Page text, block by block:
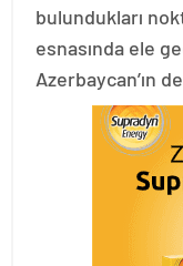
bulundukları
esnasında ele
Azerbaycan’ın